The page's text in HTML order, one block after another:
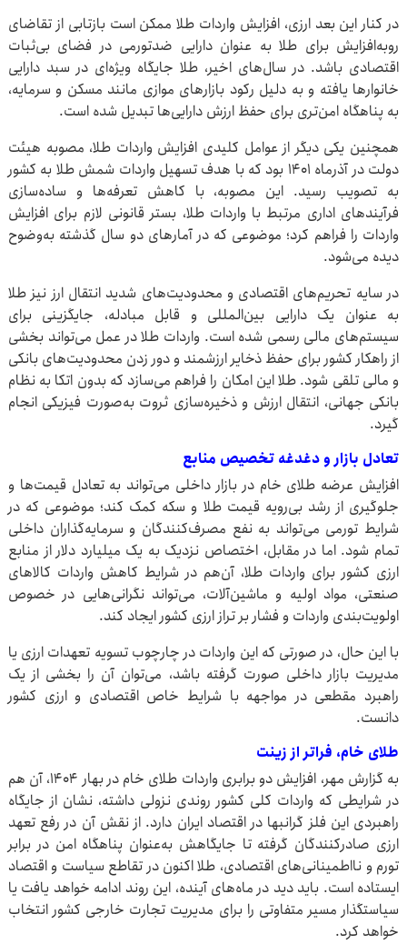
در کنار این بعد ارزی، افزایش واردات طلا ممکن است بازتابی از تقاضای
روبه‌افزایش برای طلا به عنوان دارایی ضدتورمی در فضای بی‌ثبات
اقتصادی باشد. در سال‌های اخیر، طلا جایگاه ویژه‌ای در سبد دارایی
خانوارها یافته و به دلیل رکود بازارهای موازی مانند مسکن و سرمایه،
به پناهگاه امن‌تری برای حفظ ارزش دارایی‌ها تبدیل شده است.
همچنین یکی دیگر از عوامل کلیدی افزایش واردات طلا، مصوبه هیئت
دولت در آذرماه ۱۴۰۱ بود که با هدف تسهیل واردات شمش طلا به کشور
به تصویب رسید. این مصوبه، با کاهش تعرفه‌ها و ساده‌سازی
فرآیندهای اداری مرتبط با واردات طلا، بستر قانونی لازم برای افزایش
واردات را فراهم کرد؛ موضوعی که در آمارهای دو سال گذشته به‌وضوح
دیده می‌شود.
در سایه تحریم‌های اقتصادی و محدودیت‌های شدید انتقال ارز نیز طلا
به عنوان یک دارایی بین‌المللی و قابل مبادله، جایگزینی برای
سیستم‌های مالی رسمی شده است. واردات طلا در عمل می‌تواند بخشی
از راهکار کشور برای حفظ ذخایر ارزشمند و دور زدن محدودیت‌های بانکی
و مالی تلقی شود. طلا این امکان را فراهم می‌سازد که بدون اتکا به نظام
بانکی جهانی، انتقال ارزش و ذخیره‌سازی ثروت به‌صورت فیزیکی انجام
گیرد.
تعادل بازار و دغدغه تخصیص منابع
افزایش عرضه طلای خام در بازار داخلی می‌تواند به تعادل قیمت‌ها و
جلوگیری از رشد بی‌رویه قیمت طلا و سکه کمک کند؛ موضوعی که در
شرایط تورمی می‌تواند به نفع مصرف‌کنندگان و سرمایه‌گذاران داخلی
تمام شود. اما در مقابل، اختصاص نزدیک به یک میلیارد دلار از منابع
ارزی کشور برای واردات طلا، آن‌هم در شرایط کاهش واردات کالاهای
صنعتی، مواد اولیه و ماشین‌آلات، می‌تواند نگرانی‌هایی در خصوص
اولویت‌بندی واردات و فشار بر تراز ارزی کشور ایجاد کند.
با این حال، در صورتی که این واردات در چارچوب تسویه تعهدات ارزی یا
مدیریت بازار داخلی صورت گرفته باشد، می‌توان آن را بخشی از یک
راهبرد مقطعی در مواجهه با شرایط خاص اقتصادی و ارزی کشور
دانست.
طلای خام، فراتر از زینت
به گزارش مهر، افزایش دو برابری واردات طلای خام در بهار ۱۴۰۴، آن هم
در شرایطی که واردات کلی کشور روندی نزولی داشته، نشان از جایگاه
راهبردی این فلز گرانبها در اقتصاد ایران دارد. از نقش آن در رفع تعهد
ارزی صادرکنندگان گرفته تا جایگاهش به‌عنوان پناهگاه امن در برابر
تورم و نااطمینانی‌های اقتصادی، طلا اکنون در تقاطع سیاست و اقتصاد
ایستاده است. باید دید در ماه‌های آینده، این روند ادامه خواهد یافت یا
سیاستگذار مسیر متفاوتی را برای مدیریت تجارت خارجی کشور انتخاب
خواهد کرد.